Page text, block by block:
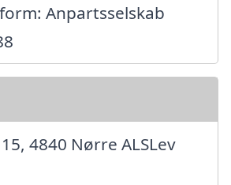
Anpartsselskab
4840 Nørre ALSLev